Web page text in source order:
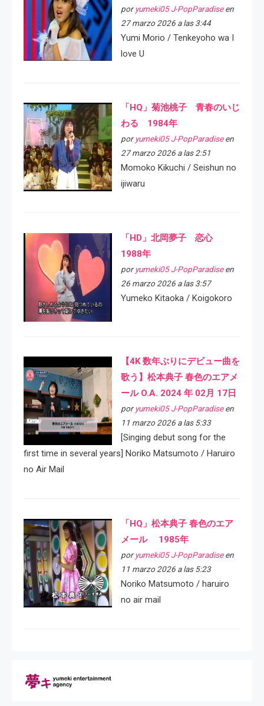
por yumeki05 J-PopParadiseen
27 marzo 2026 a las 3:44
Yumi Morio / Tenkeyoho wa I
love U
「HQ」菊池桃子 青春のいじ
わる 1984年
por yumeki05 J-PopParadiseen
27 marzo 2026 a las 2:51
Momoko Kikuchi / Seishun no
ijiwaru
「HD」北岡夢子 恋心
1988年
por yumeki05 J-PopParadiseen
26 marzo 2026 a las 3:57
Yumeko Kitaoka / Koigokoro
【4K 数年ぶりにデビュー曲を
歌う】松本典子 春色のエアメ
ール O.A. 2024 年 02月 17日
por yumeki05 J-PopParadiseen
11 marzo 2026 a las 5:33
[Singing debut song for the
first time in several years] Noriko Matsumoto / Haruiro
no Air Mail
「HQ」松本典子 春色のエア
メール 1985年
por yumeki05 J-PopParadiseen
11 marzo 2026 a las 5:23
Noriko Matsumoto / haruiro
no air mail